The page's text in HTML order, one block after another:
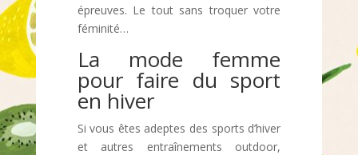
épreuves. Le tout sans troquer votre
féminité…
La mode femme
pour faire du sport
en hiver
Si vous êtes adeptes des sports d’hiver
et autres entraînements outdoor,